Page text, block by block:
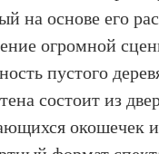
на основе его
огромной
пустого
состоит из
окошечек